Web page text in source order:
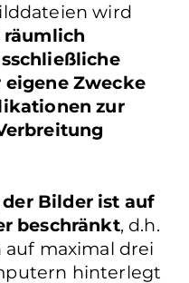
wird
eigene Zwecke
zur
Bilder ist auf
beschränkt, d.h.
maximal drei
hinterlegt